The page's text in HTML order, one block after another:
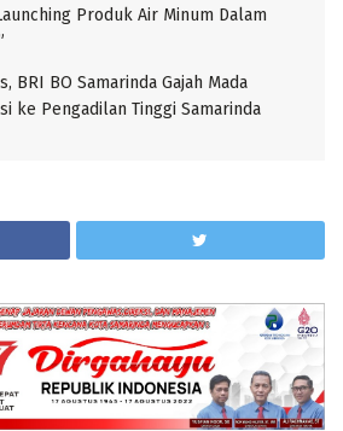
Produk Air Minum Dalam
BRI BO Samarinda Gajah Mada
ke Pengadilan Tinggi Samarinda